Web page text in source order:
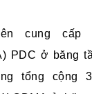
cung
PDC ở băng
tổng cộng